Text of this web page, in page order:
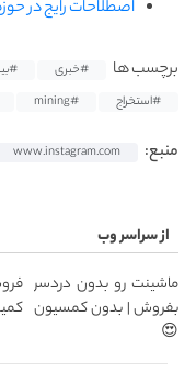
اصطلاحات رایج در
برچسب ها #خبری
#استخراج
#mining
منبع: www.instagram.com
از سراسر وب
ماشینت رو بدون دردسر
بفروش | بدون کمسیون
😍